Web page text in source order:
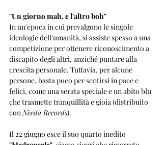
"Un giorno mah, e l'altro boh"
In un'epoca in cui prevalgono le singole
ideologie dell'umanità, si assiste spesso a una
competizione per ottenere riconoscimento a
discapito degli altri, anziché puntare alla
crescita personale. Tuttavia, per alcune
persone, basta poco per sentirsi in pace e
felici, come una serata speciale e un abito blu
che trasmette tranquillità e gioia (distribuito
con Needa Records).
Il 22 giugno esce il suo quarto inedito